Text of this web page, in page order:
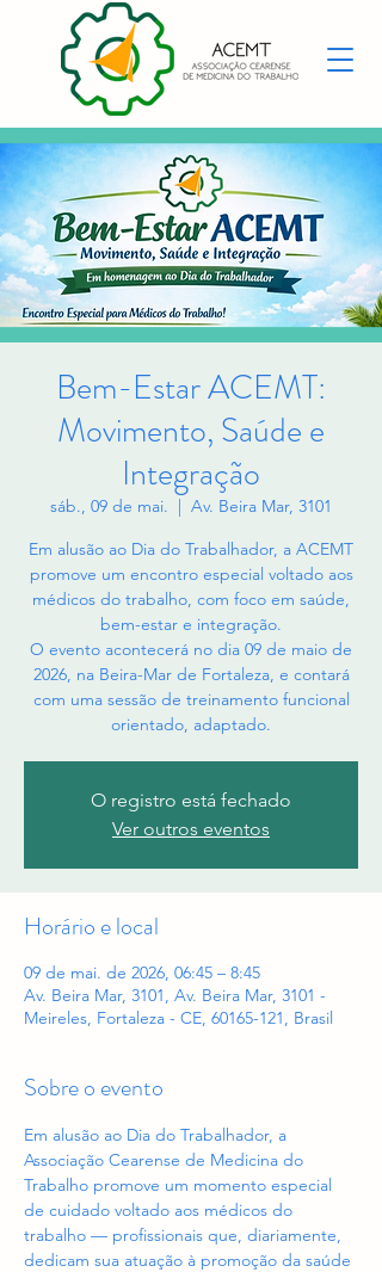
Bem-Estar ACEMT:
Movimento, Saúde e
Integração
sáb., 09 de mai.
  |
Av. Beira Mar, 3101
Em alusão ao Dia do Trabalhador, a ACEMT
promove um encontro especial voltado aos
médicos do trabalho, com foco em saúde,
bem-estar e integração.
O evento acontecerá no dia 09 de maio de
2026, na Beira-Mar de Fortaleza, e contará
com uma sessão de treinamento funcional
orientado, adaptado.
O registro está fechado
Ver outros eventos
Horário e local
09 de mai. de 2026, 06:45 – 8:45
Av. Beira Mar, 3101, Av. Beira Mar, 3101 -
Meireles, Fortaleza - CE, 60165-121, Brasil
Sobre o evento
Em alusão ao Dia do Trabalhador, a
Associação Cearense de Medicina do
Trabalho promove um momento especial
de cuidado voltado aos médicos do
trabalho — profissionais que, diariamente,
dedicam sua atuação à promoção da saúde